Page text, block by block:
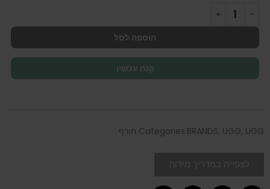
הוספה לסל
קנה עכשיו
Categories BRANDS, UGG, UGG חורף